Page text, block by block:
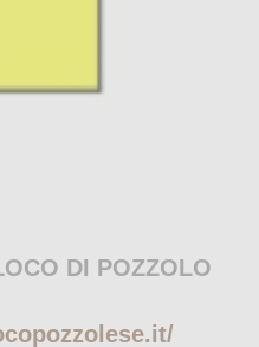
DI POZZOLO